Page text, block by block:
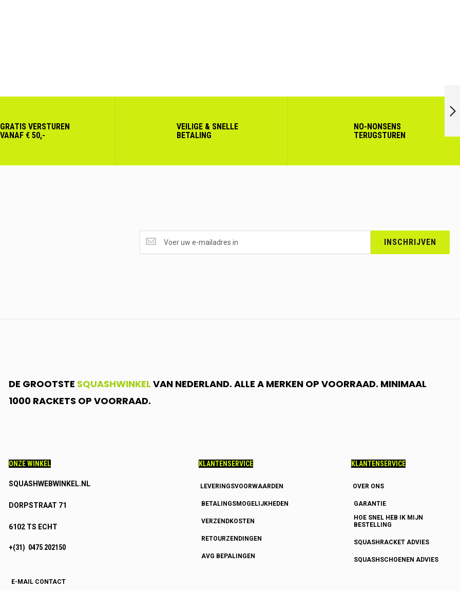
TOUR BACKPACK
VOLGENDE
GRATIS VERSTUREN
VANAF € 50,-
VEILIGE & SNELLE
BETALING
NO-NONSENS
TERUGSTUREN
ONTVANGEN?
<br>SCHRIJF
INSCHRIJVEN
DE GROOTSTE SQUASHWINKEL VAN NEDERLAND. ALLE A MERKEN OP VOORRAAD. MINIMAAL
1000 RACKETS OP VOORRAAD.
ONZE WINKEL
SQUASHWEBWINKEL.NL
DORPSTRAAT 71
6102 TS ECHT
+(31) 0475 202150
E-MAIL CONTACT
KLANTENSERVICE
LEVERINGSVOORWAARDEN
BETALINGSMOGELIJKHEDEN
VERZENDKOSTEN
RETOURZENDINGEN
AVG BEPALINGEN
KLANTENSERVICE
OVER ONS
GARANTIE
HOE SNEL HEB IK MIJN
BESTELLING
SQUASHRACKET ADVIES
SQUASHSCHOENEN ADVIES